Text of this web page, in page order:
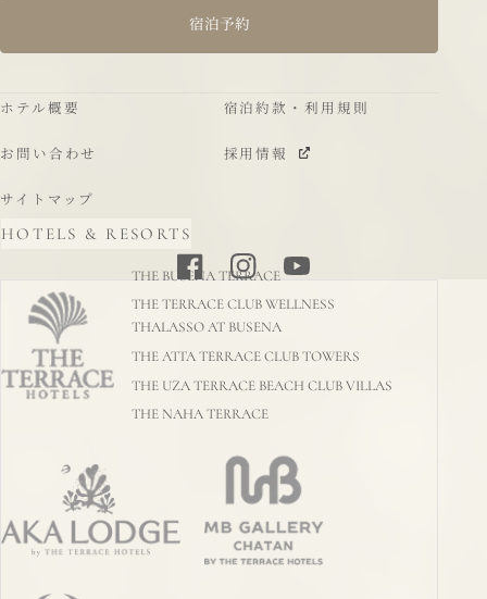
宿泊予約
ホテル概要 宿泊約款・利用規則
お問い合わせ 採用情報
サイトマップ
HOTELS & RESORTS
THE BUSENA TERRACE
THE TERRACE CLUB WELLNESS
THALASSO AT BUSENA
THE ATTA TERRACE CLUB TOWERS
THE UZA TERRACE BEACH CLUB VILLAS
THE NAHA TERRACE